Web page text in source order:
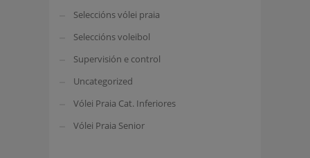
Seleccións vólei praia
Seleccións voleibol
Supervisión e control
Uncategorized
Vólei Praia Cat. Inferiores
Vólei Praia Senior